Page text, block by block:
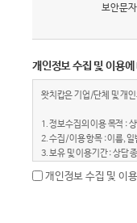
보안문자
개인정보 수집 및 이용에
왓치캅은 기업/단체 및 개
1. 정보수집의 이용 목적 :
2. 수집/이용 항목 : 이름,
3. 보유 및 이용기간 : 상담
개인정보 수집 및 이